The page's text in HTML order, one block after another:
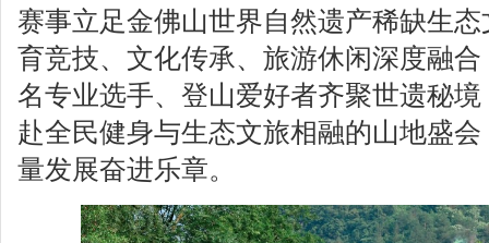
赛事立足金佛山世界自然遗产稀缺生
育竞技、文化传承、旅游休闲深度融
名专业选手、登山爱好者齐聚世遗秘
赴全民健身与生态文旅相融的山地盛
量发展奋进乐章。